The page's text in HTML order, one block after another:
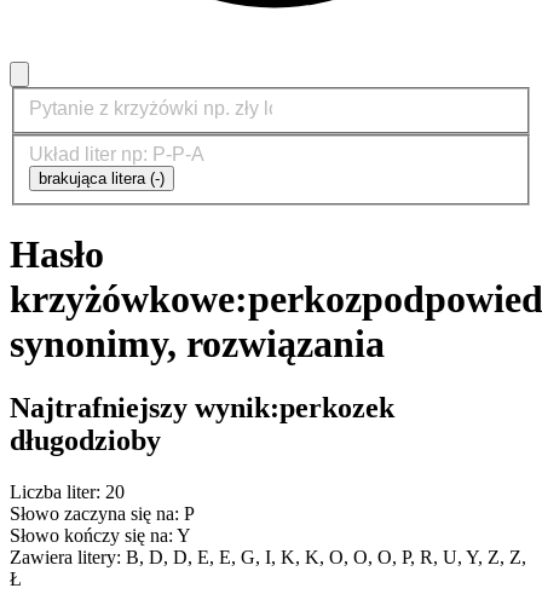
brakująca litera (-)
Hasło
krzyżówkowe:perkoz
synonimy, rozwiązania
Najtrafniejszy wynik:perkozek
długodzioby
Liczba liter: 20
Słowo zaczyna się na: P
Słowo kończy się na: Y
Zawiera litery: B, D, D, E, E, G, I, K, K, O, O, O, P, R, U, Y, Z, Z,
Ł